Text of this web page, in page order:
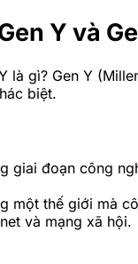
Y và
là gì? Gen Y
biệt.
giai đoạn công
một thế giới mà
và mạng xã hội.